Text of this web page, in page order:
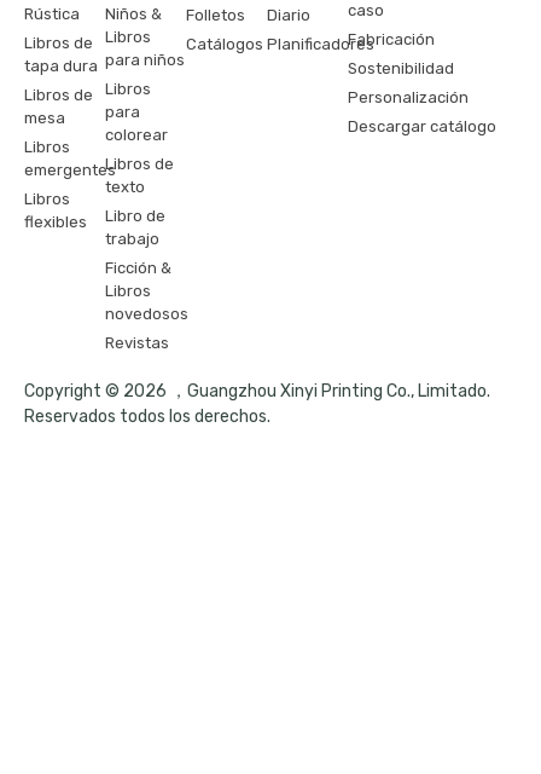
Rústica
Libros de
tapa dura
Libros de
mesa
Libros
emergentes
Libros
flexibles
Niños &
Libros
para niños
Libros
para
colorear
Libros de
texto
Libro de
trabajo
Ficción &
Libros
novedosos
Revistas
Folletos
Catálogos
Diario
Planificadores
caso
Fabricación
Sostenibilidad
Personalización
Descargar catálogo
Copyright © 2026 ，Guangzhou Xinyi Printing Co., Limitado.
Reservados todos los derechos.